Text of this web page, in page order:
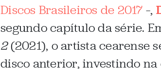
Discos Brasileiros de 2017 –,
segundo capítulo da série.
2(2021), o artista cearense
disco anterior, investindo